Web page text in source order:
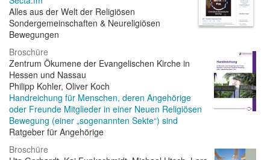
Alles aus der Welt der Religiösen
Sondergemeinschaften & Neureligiösen
Bewegungen
Broschüre
Zentrum Ökumene der Evangelischen Kirche in
Hessen und Nassau
Philipp Kohler, Oliver Koch
Handreichung für Menschen, deren Angehörige
oder Freunde Mitglieder in einer Neuen Religiösen
Bewegung (einer „sogenannten Sekte“) sind
Ratgeber für Angehörige
Broschüre